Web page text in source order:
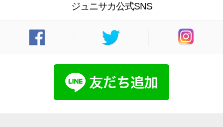
ジュニサカ公式SNS